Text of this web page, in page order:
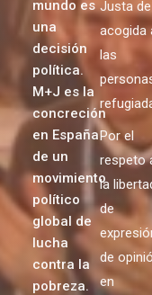
mundo es
una
decisión
política.
M+J es la
concreción
en España
de un
movimiento
político
global de
lucha
contra la
pobreza.
Justa de
acogida
las
Por el
respeto
la
de
de
en